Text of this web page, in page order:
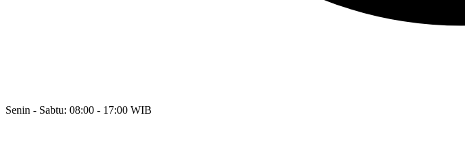
Senin - Sabtu: 08:00 - 17:00 WIB